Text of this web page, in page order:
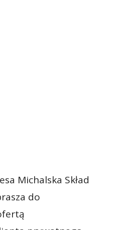
Michalska Skład
do